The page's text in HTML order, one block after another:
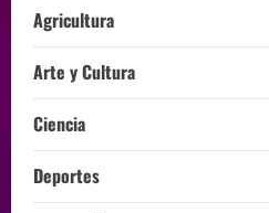
Agricultura
Arte y Cultura
Ciencia
Deportes